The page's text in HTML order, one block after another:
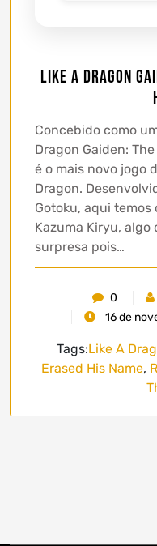
Like A Dragon
Concebido como
Dragon Gaiden:
é o mais novo jogo
Dragon.
Gotoku, aqui
Kazuma Kiryu,
surpresa pois…
0
16 de
Tags:Like A
Erased His Name,